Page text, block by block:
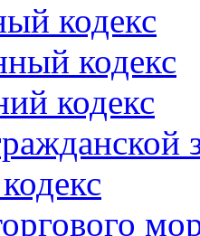
кодекс
кодекс
кодекс